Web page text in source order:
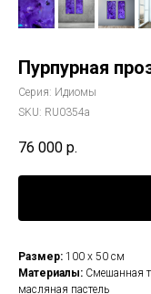
Пурпурная
Серия: Идиомы
SKU: RU0354a
76 000 р.
Размер: 100 х 50 см
Материалы: Смешанная
масляная пастель